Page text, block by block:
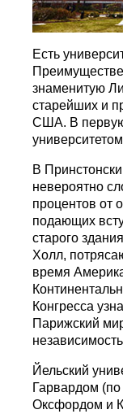
Есть
знаменитую
старейших и
США. В первую
В
невероятно
процентов от
подающих
старого
Холл,
время
Конгресса
Парижский
Йельский
Гарвардом
Оксфордом и